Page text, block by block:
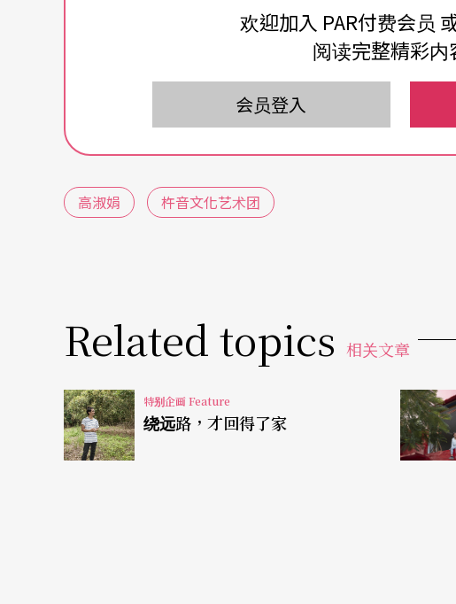
五大作品，回到部落族人的家空间和生命史，从墙上各
墙壁的洞，叙述记忆，微观部落生活、社会情境流变，
织出这一场关于追忆，关于部落逐渐消亡的哀悼会。
成功天主堂
堂。
时候，教会发放救济品时，譬如衣服，父亲都让别人先
用。教会，也给她自信：「国小时，班上汉人多，我也
堂看到每个族群的人，有各自的特色。」除了学校以外
在教堂里。「也许是因为传教员的孩子要表现好，我早
理班等都要参加，我都是主要成员。周日神父要去附近
欢迎加入 PAR付费会员
阅读完整精彩内
会员登入
高淑娟 杵音文化艺术团
Related topics 相关文章
特别企画 Feature
绕远路，才回得了家